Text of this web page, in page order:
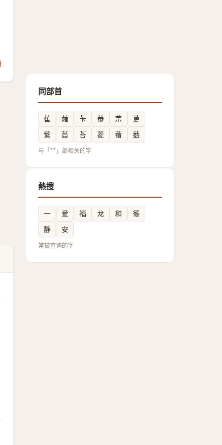
同部首
萑 蕹 苄 菾 䒬
茰
蘩
蓞 荅 菱 蓿 葢
与「艹」部相关的字
熱搜
一 爱 福 龙 和
德
静
安
常被查询的字